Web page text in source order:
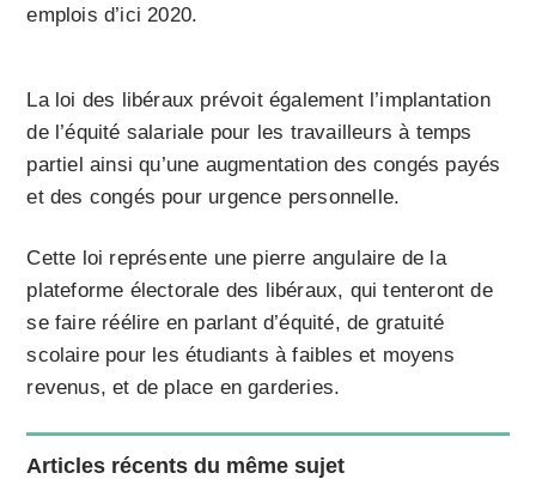
emplois d’ici 2020.
La loi des libéraux prévoit également l’implantation
de l’équité salariale pour les travailleurs à temps
partiel ainsi qu’une augmentation des congés payés
et des congés pour urgence personnelle.
Cette loi représente une pierre angulaire de la
plateforme électorale des libéraux, qui tenteront de
se faire réélire en parlant d’équité, de gratuité
scolaire pour les étudiants à faibles et moyens
revenus, et de place en garderies.
Articles récents du même sujet